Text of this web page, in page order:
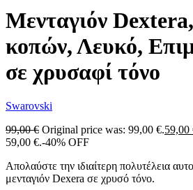
Μενταγιόν
κοπών, Λευκό,
σε χρυσαφί τόνο
Swarovski
99,00€ Original price was: 99,00 €.59,00
59,00 €.-40% OFF
Απολαύστε την ιδιαίτερη πολυτέλεια
μενταγιόν Dexera σε χρυσό τόνο.